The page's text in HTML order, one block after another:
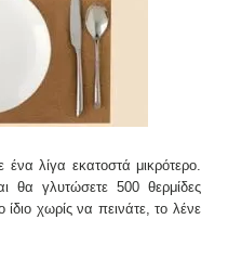
λίγα εκατοστά μικρότερο.
γλυτώσετε 500 θερμίδες
χωρίς να πεινάτε, το λένε